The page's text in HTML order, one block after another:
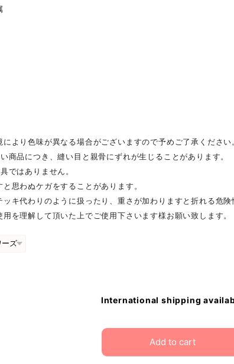
により色味が異なる場合がございますので予めご了承ください
商品につき、縫い目と親骨にずれが生じることがあります。
ではありません。
思わぬケガをすることがあります。
ッキ代わりのように扱ったり、重さが加わりますと折れる危険
を理解して頂いた上でご使用下さいます様お願い致します。
International shipping
Add to cart